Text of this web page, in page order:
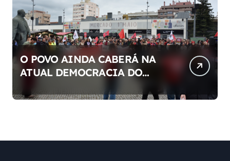
O POVO AINDA CABERÁ NA
ATUAL DEMOCRACIA DO